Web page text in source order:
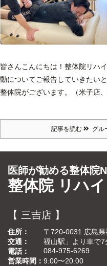
皆さんこんにちは！ 整体院リハ
動についてご報告していきたい
整体院がございます。（米子店
記事を読む グル
医師が勧める整体院
整体院 リハイ
【 三吉店 】
住所
〒720-0031 広島
交通
福山駅」より車で7
電話
084-975-6269
営業時間
9:00〜20:00